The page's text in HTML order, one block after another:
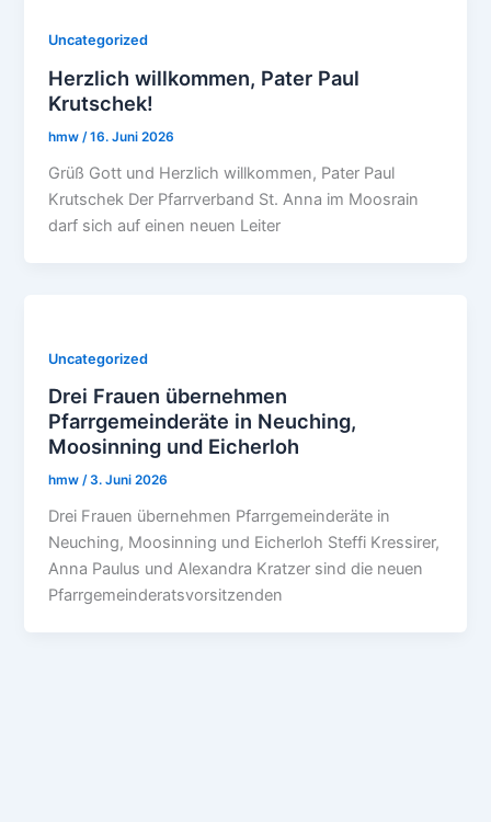
Uncategorized
Herzlich willkommen, Pater Paul
Krutschek!
hmw/16. Juni 2026
Grüß Gott und Herzlich willkommen, Pater Paul
Krutschek Der Pfarrverband St. Anna im Moosrain
darf sich auf einen neuen Leiter
Uncategorized
Drei Frauen übernehmen
Pfarrgemeinderäte in Neuching,
Moosinning und Eicherloh
hmw/3. Juni 2026
Drei Frauen übernehmen Pfarrgemeinderäte in
Neuching, Moosinning und Eicherloh Steffi Kressirer,
Anna Paulus und Alexandra Kratzer sind die neuen
Pfarrgemeinderatsvorsitzenden